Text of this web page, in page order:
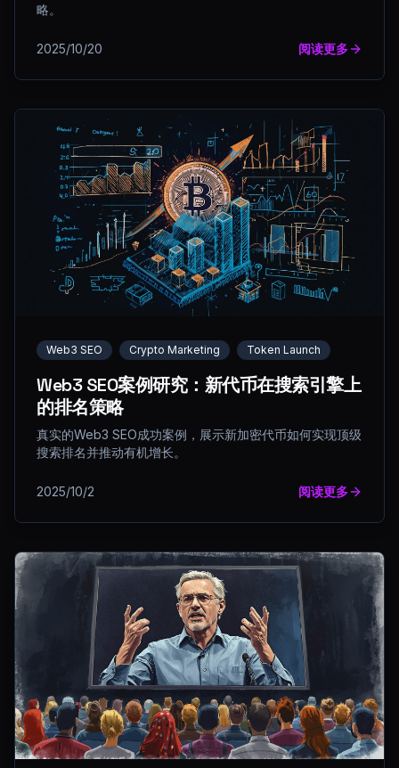
略。
2025/10/20 阅读更多
Web3 SEO Crypto Marketing Token Launch
Web3 SEO案例研究：新代币在搜索引擎上
的排名策略
真实的Web3 SEO成功案例，展示新加密代币如何实现顶级
搜索排名并推动有机增长。
2025/10/2 阅读更多